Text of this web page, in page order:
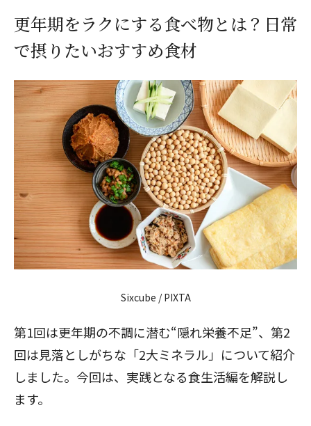
更年期をラクにする食べ物とは？日常
で摂りたいおすすめ食材
Sixcube / PIXTA
第1回は更年期の不調に潜む“隠れ栄養不足”、第2
回は見落としがちな「2大ミネラル」 について紹介
しました。今回は、実践となる食生活編を解説し
ます。